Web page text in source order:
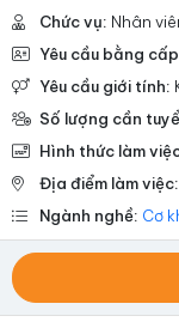
Chức vụ: Nhân
Yêu cầu bằng
Yêu cầu giới tính:
Số lượng cần
Hình thức làm
Địa điểm làm việc:
Ngành nghề: Cơ